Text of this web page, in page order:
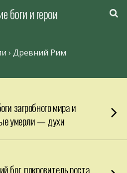
боги и герои
› Древний Рим
загробного мира и
умерли — духи
бог, покровитель роста